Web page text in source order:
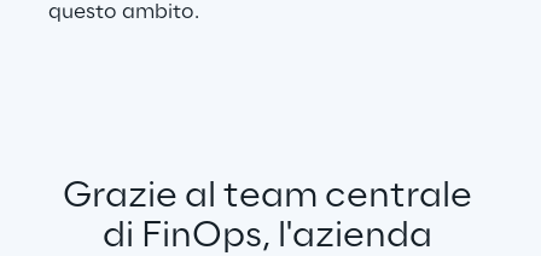
questo ambito.
Grazie al team centrale
di FinOps, l'azienda